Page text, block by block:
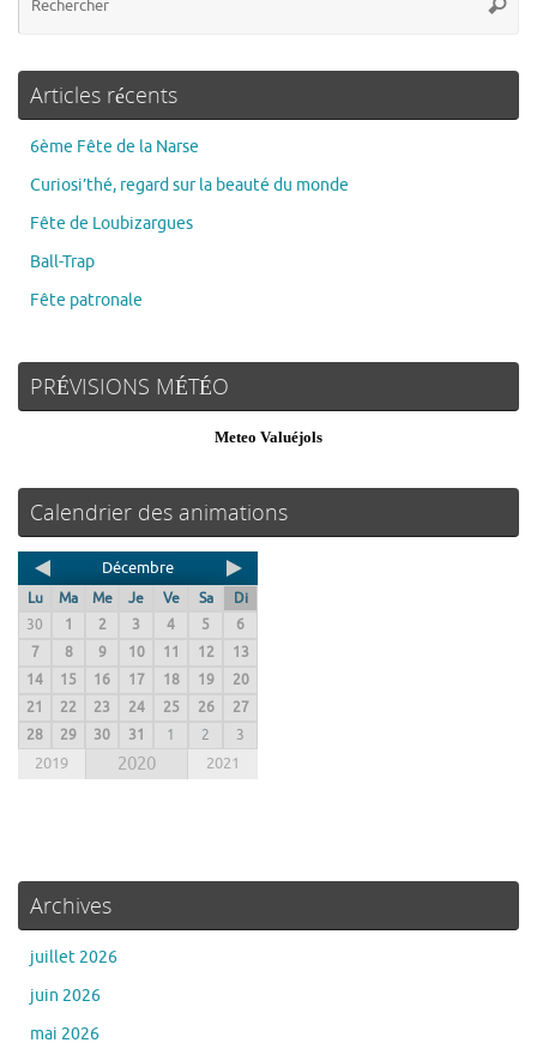
Articles récents
6ème Fête de la Narse
Curiosi’thé, regard sur la beauté du monde
Fête de Loubizargues
Ball-Trap
Fête patronale
PRÉVISIONS MÉTÉO
Meteo Valuéjols
Calendrier des animations
Décembre
Lu Ma Me Je Ve Sa
Di
30
1 2 3 4 5
6
7
8 9 10 11 12
13
14
15 16 17 18 19
20
21
22 23 24 25 26
27
28
29 30 31 1 2 3
2019 2020 2021
Archives
juillet 2026
juin 2026
mai 2026